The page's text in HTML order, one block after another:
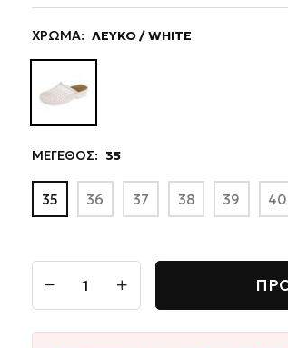
ΧΡΩΜΑ: ΛΕΥΚΟ / WHITE
ΜΕΓΕΘΟΣ: 35
35 36 37 38 39 40